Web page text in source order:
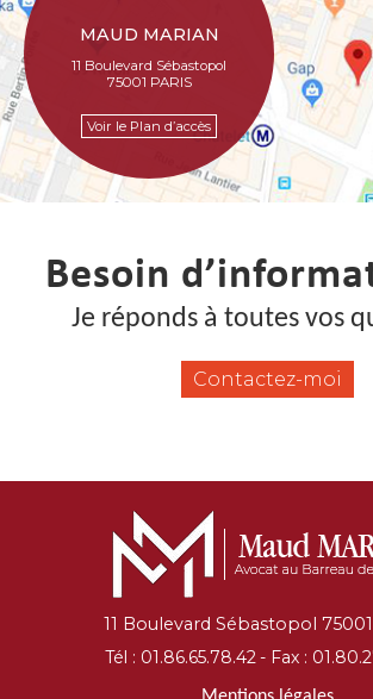
MAUD MARIAN
11 Boulevard Sébastopol
75001 PARIS
Voir le Plan d’accès
Besoin
Je réponds à toutes vos
Contactez-moi
11 Boulevard Sébastopol
Tél : 01.86.65.78.42- Fax :